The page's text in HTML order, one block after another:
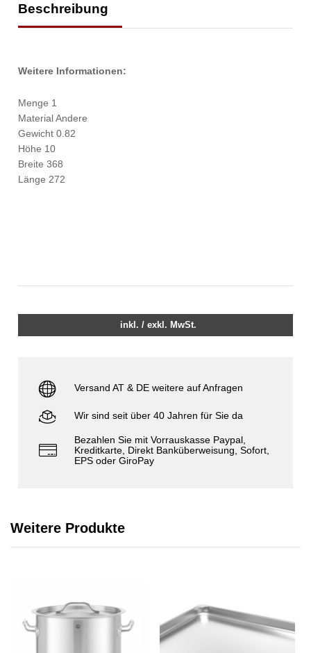
Beschreibung
Weitere Informationen:
Menge 1
Material Andere
Gewicht 0.82
Höhe 10
Breite 368
Länge 272
inkl. / exkl. MwSt.
Versand AT & DE weitere auf Anfragen
Wir sind seit über 40 Jahren für Sie da
Bezahlen Sie mit Vorrauskasse Paypal,
Kreditkarte, Direkt Banküberweisung, Sofort,
EPS oder GiroPay
Weitere Produkte